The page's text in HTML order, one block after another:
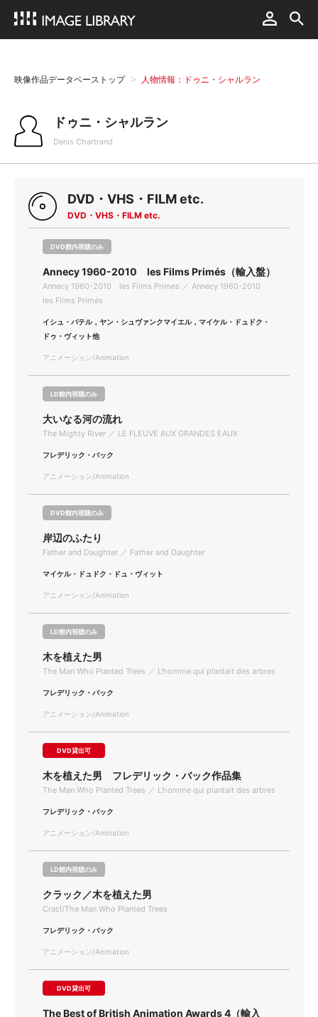
映像作品データベーストップ 人物情報：ドゥニ・シャルラン
ドゥニ・シャルラン
Denis Chartrand
DVD・VHS・FILM etc.
DVD・VHS・FILM etc.
DVD館内視聴のみ
Annecy 1960-2010 les Films Primés（輸入盤）
Annecy 1960-2010 les Films Primes ／ Annecy 1960-2010
les Films Primés
イシュ・パテル，ヤン・シュヴァンクマイエル，マイケル・ドュドク・
ドゥ・ヴィット他
アニメーション/Animation
LD館内視聴のみ
大いなる河の流れ
The Mighty River ／ LE FLEUVE AUX GRANDES EAUX
フレデリック・バック
アニメーション/Animation
DVD館内視聴のみ
岸辺のふたり
Father and Daughter ／ Father and Daughter
マイケル・ドュドク・ドュ・ヴィット
アニメーション/Animation
LD館内視聴のみ
木を植えた男
The Man Who Planted Trees ／ L'homme qui plantait des arbres
フレデリック・バック
アニメーション/Animation
DVD貸出可
木を植えた男 フレデリック・バック作品集
The Man Who Planted Trees ／ L'homme qui plantait des arbres
フレデリック・バック
アニメーション/Animation
LD館内視聴のみ
クラック／木を植えた男
Crac!/The Man Who Planted Trees
フレデリック・バック
アニメーション/Animation
DVD貸出可
The Best of British Animation Awards 4（輸入